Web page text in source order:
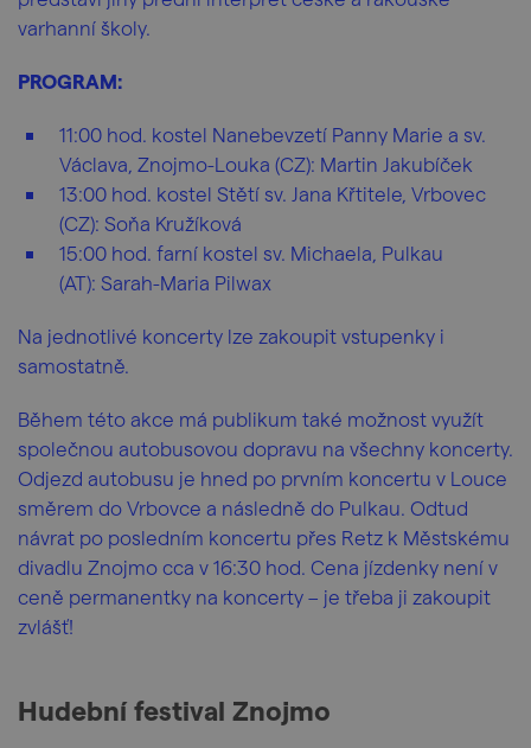
varhanní školy.
PROGRAM:
11:00 hod. kostel Nanebevzetí Panny Marie a sv.
Václava, Znojmo-Louka (CZ): Martin Jakubíček
13:00 hod. kostel Stětí sv. Jana Křtitele, Vrbovec
(CZ): Soňa Kružíková
15:00 hod. farní kostel sv. Michaela, Pulkau
(AT): Sarah-Maria Pilwax
Na jednotlivé koncerty lze zakoupit vstupenky i
samostatně.
Během této akce má publikum také možnost využít
společnou autobusovou dopravu na všechny koncerty.
Odjezd autobusu je hned po prvním koncertu v Louce
směrem do Vrbovce a následně do Pulkau. Odtud
návrat po posledním koncertu přes Retz k Městskému
divadlu Znojmo cca v 16:30 hod. Cena jízdenky není v
ceně permanentky na koncerty – je třeba ji zakoupit
zvlášť!
Hudební festival Znojmo